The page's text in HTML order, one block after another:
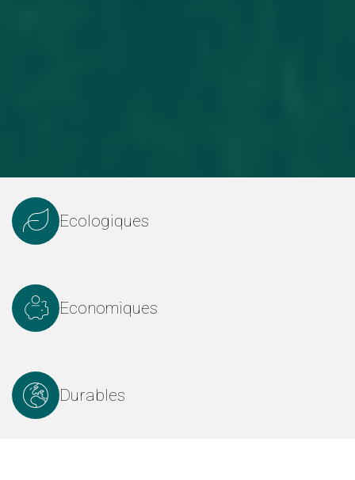
Ecologiques
Economiques
Durables